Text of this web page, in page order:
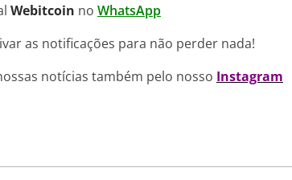
Webitcoin no WhatsApp
as notificações para não perder nada!
notícias também pelo nosso Instagram